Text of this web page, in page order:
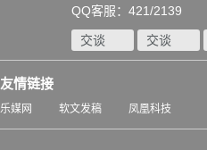
QQ客服：421/2139
交谈 交谈
友情链接
乐媒网 软文发稿 凤凰科技